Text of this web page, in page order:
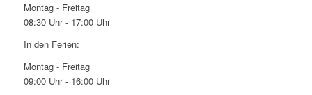
Montag - Freitag
08:30 Uhr - 17:00 Uhr
In den Ferien:
Montag - Freitag
09:00 Uhr - 16:00 Uhr